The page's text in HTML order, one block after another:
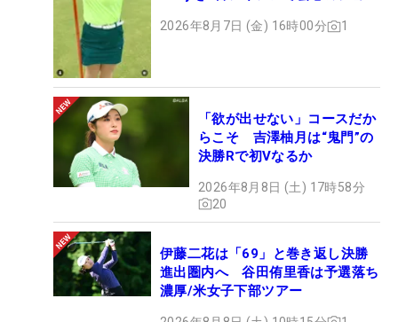
2026年8月7日 (金) 16時00分 1
「欲が出せない」コースだか
らこそ 吉澤柚月は“鬼門”の
決勝Rで初Vなるか
2026年8月8日 (土) 17時58分
20
伊藤二花は「69」と巻き返し決勝
進出圏内へ 谷田侑里香は予選落ち
濃厚/米女子下部ツアー